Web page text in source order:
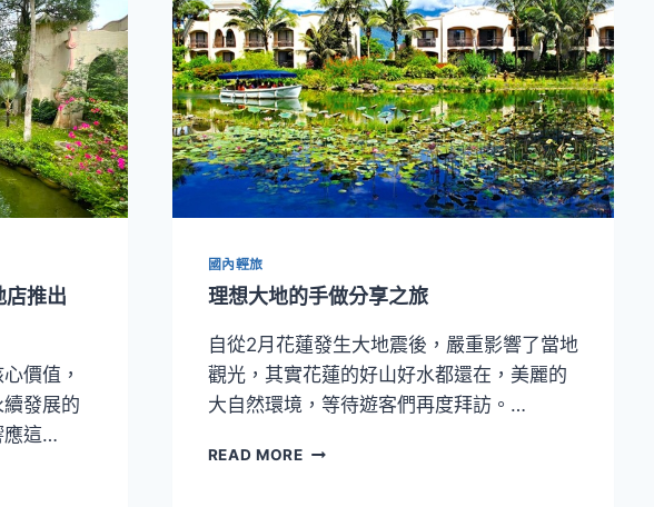
店推出
價值，
發展的
應這…
國內輕旅
理想大地的手做分享之旅
自從2月花蓮發生大地震後，嚴重影響了當地
觀光，其實花蓮的好山好水都還在，美麗的
大自然環境，等待遊客們再度拜訪。…
READ MORE理